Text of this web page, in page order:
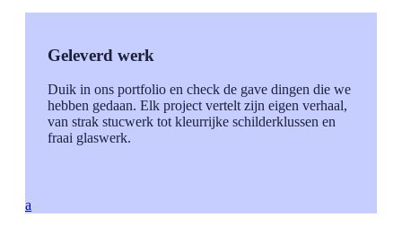
Geleverd werk
Duik in ons portfolio en check de gave dingen die we
hebben gedaan. Elk project vertelt zijn eigen verhaal,
van strak stucwerk tot kleurrijke schilderklussen en
fraai glaswerk.
a